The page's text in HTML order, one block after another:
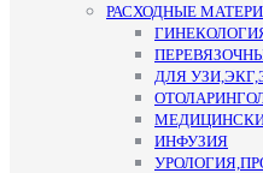
РАСХОДНЫЕ
ДЛЯ
ИНФУЗИЯ